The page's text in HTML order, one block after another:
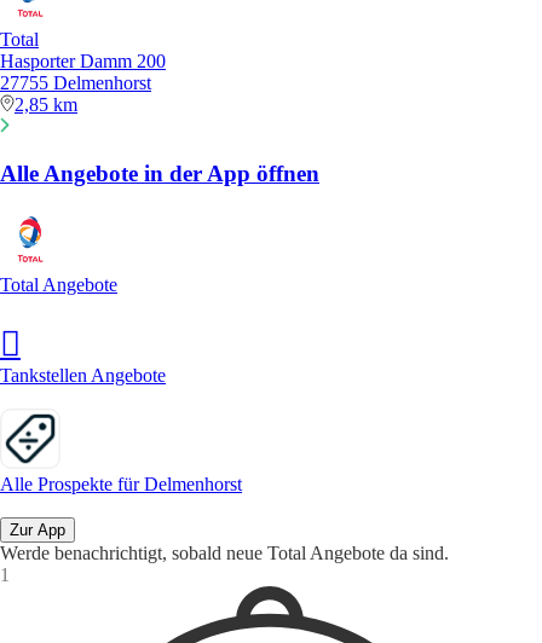
Total
Hasporter Damm 200
27755 Delmenhorst
2,85 km
Alle Angebote in der App öffnen
Total Angebote
Tankstellen Angebote
Alle Prospekte für Delmenhorst
Zur App
Werde benachrichtigt, sobald neue Total Angebote da sind.